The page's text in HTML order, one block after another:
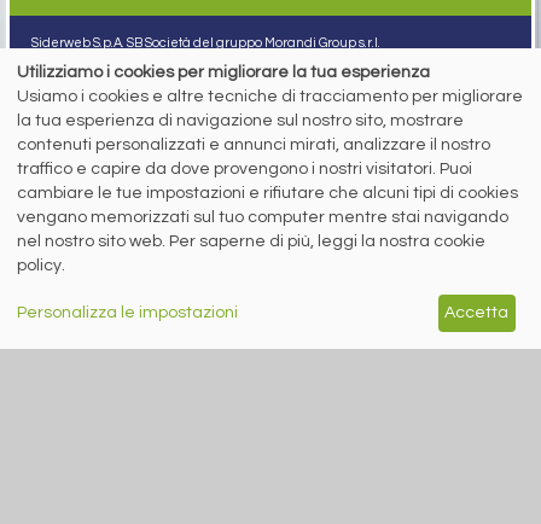
Siderweb S.p.A. SB Società del gruppo Morandi Group s.r.l.
ISSN 2532-2982
Sede sociale: Flero (Brescia) Via Don Milani 5
+39 030 254 00 06
E.
info@siderweb.com
Copyright siderweb spa sb
Tutti i diritti sono riservati
Privacy policy
Digital Services Act Policy
MENU
SEGUICI SUI NOSTRI
SOCIAL NETWORK
Utilizziamo i cookies per migliorare la tua esperienza
Usiamo i cookies e altre tecniche di tracciamento per migliorare
la tua esperienza di navigazione sul nostro sito, mostrare
contenuti personalizzati e annunci mirati, analizzare il nostro
traffico e capire da dove provengono i nostri visitatori. Puoi
cambiare le tue impostazioni e rifiutare che alcuni tipi di cookies
vengano memorizzati sul tuo computer mentre stai navigando
nel nostro sito web. Per saperne di più, leggi la nostra cookie
policy.
Personalizza le impostazioni Accetta